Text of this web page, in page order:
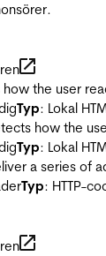
the user
Typ: Lokal
how the
Typ: Lokal
a series of
Typ: HTTP-